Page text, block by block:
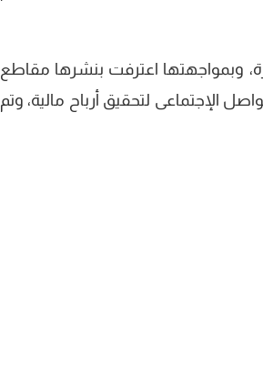
وبمواجهتها اعترفت بنشرها مقاطع
الإجتماعى لتحقيق أرباح مالية، وتم